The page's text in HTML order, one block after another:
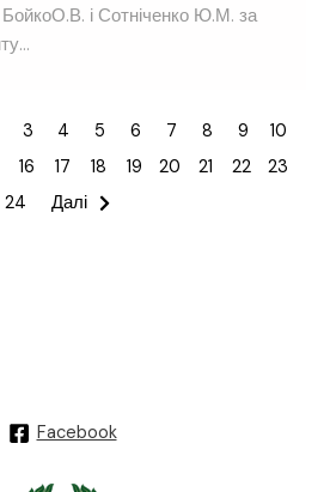
і Сотніченко Ю.М. за
3 4 5 6 7 8 9
10
16 17 18 19 20 21 22
23
24
Далі
Facebook